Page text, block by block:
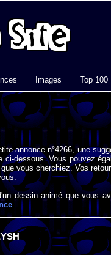
Images Top 100
annonce n°4266, une
ci-dessous. Vous pouvez
vous cherchiez. Vos
dessin animé que vous
.